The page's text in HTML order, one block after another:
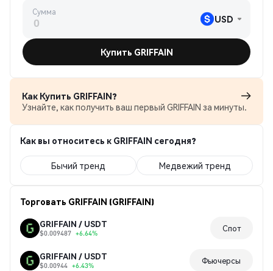
Сумма
USD
Купить GRIFFAIN
Как Купить GRIFFAIN?
Узнайте, как получить ваш первый GRIFFAIN за минуты.
Как вы относитесь к GRIFFAIN сегодня?
Бычий тренд Медвежий тренд
Торговать GRIFFAIN (GRIFFAIN)
GRIFFAIN / USDT
$0.009487 +6.64% Спот
GRIFFAIN / USDT
$0.00944 +6.43% Фьючерсы